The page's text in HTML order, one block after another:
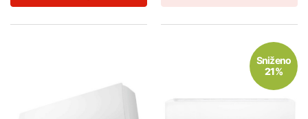
Sniženo
21%